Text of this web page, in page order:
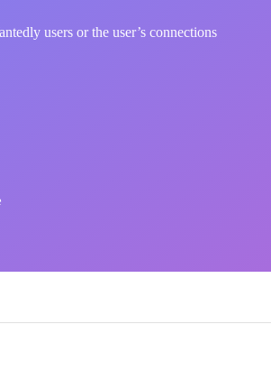
users or the user’s connections